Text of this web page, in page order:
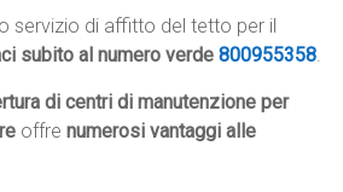
servizio di affitto del tetto per il
subito al numero verde 800955358.
di centri di manutenzione per
offrenumerosi vantaggi alle